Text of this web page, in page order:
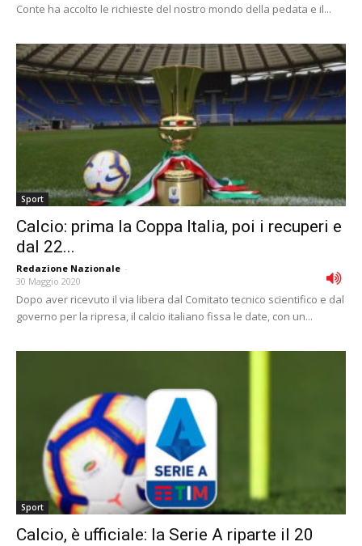
Conte ha accolto le richieste del nostro mondo della pedata e il...
Sport
Calcio: prima la Coppa Italia, poi i recuperi e
dal 22...
Redazione Nazionale -
30 Maggio 2020
Dopo aver ricevuto il via libera dal Comitato tecnico scientifico e dal
governo per la ripresa, il calcio italiano fissa le date, con un...
Sport
Calcio, è ufficiale: la Serie A riparte il 20